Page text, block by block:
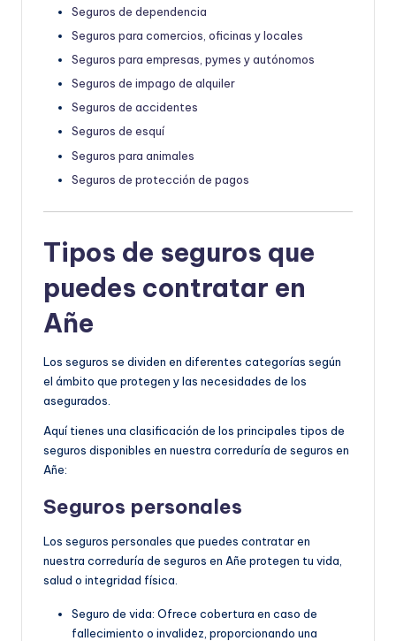
Seguros de dependencia
Seguros para comercios, oficinas y locales
Seguros para empresas, pymes y autónomos
Seguros de impago de alquiler
Seguros de accidentes
Seguros de esquí
Seguros para animales
Seguros de protección de pagos
Tipos de seguros que
puedes contratar en
Añe
Los seguros se dividen en diferentes categorías según
el ámbito que protegen y las necesidades de los
asegurados.
Aquí tienes una clasificación de los principales tipos de
seguros disponibles en nuestra correduría de seguros en
Añe:
Seguros personales
Los seguros personales que puedes contratar en
nuestra correduría de seguros en Añe protegen tu vida,
salud o integridad física.
Seguro de vida: Ofrece cobertura en caso de
fallecimiento o invalidez, proporcionando una